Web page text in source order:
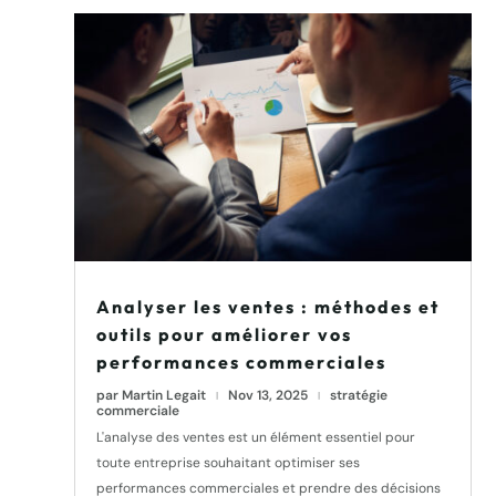
Analyser les ventes : méthodes et
outils pour améliorer vos
performances commerciales
par Martin Legait | Nov 13, 2025 |
stratégie
commerciale
L'analyse des ventes est un élément essentiel pour
toute entreprise souhaitant optimiser ses
performances commerciales et prendre des décisions